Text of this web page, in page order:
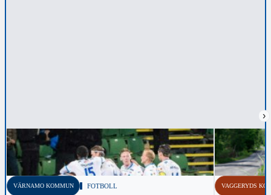
›
VÄRNAMO KOMMUN FOTBOLL VAGGERYDS